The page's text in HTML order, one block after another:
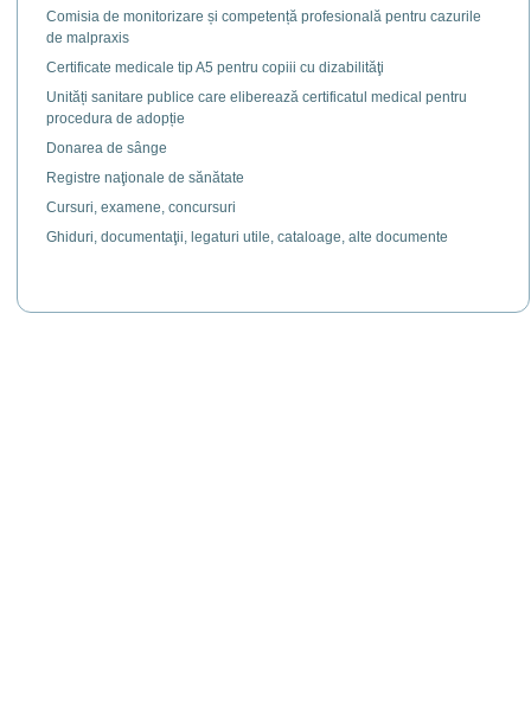
Comisia de monitorizare și competență profesională pentru cazurile
de malpraxis
Certificate medicale tip A5 pentru copiii cu dizabilităţi
Unități sanitare publice care eliberează certificatul medical pentru
procedura de adopție
Donarea de sânge
Registre naţionale de sănătate
Cursuri, examene, concursuri
Ghiduri, documentaţii, legaturi utile, cataloage, alte documente